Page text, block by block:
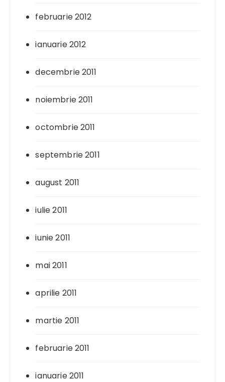
februarie 2012
ianuarie 2012
decembrie 2011
noiembrie 2011
octombrie 2011
septembrie 2011
august 2011
iulie 2011
iunie 2011
mai 2011
aprilie 2011
martie 2011
februarie 2011
ianuarie 2011